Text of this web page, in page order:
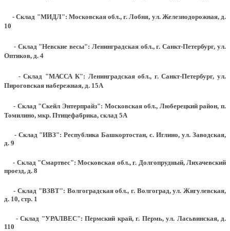
- Склад "МИДЛ": Московская обл., г. Лобня, ул. Железнодорожная, д.
10
- Склад "Невские весы": Ленинградская обл., г. Санкт-Петербург, ул.
Оптиков, д. 4
- Склад "МАССА К": Ленинградская обл., г. Санкт-Петербург, ул.
Пироговская набережная, д. 15А
- Склад "Скейл Энтерпрайз": Московская обл., Люберецкий район, п.
Томилино, мкр. Птицефабрика, склад 5А
- Склад "ИВЗ": Республика Башкортостан, с. Иглино, ул. Заводская,
д. 9
- Склад "Смартвес":Московская обл., г. Долгопрудный, Лихачевский
проезд, д. 8
- Склад "ВЗВТ": Волгоградская обл., г. Волгоград, ул. Жигулевская,
д. 10, стр. 1
- Склад "УРАЛВЕС": Пермский край, г. Пермь, ул. Ласьвинская, д.
110